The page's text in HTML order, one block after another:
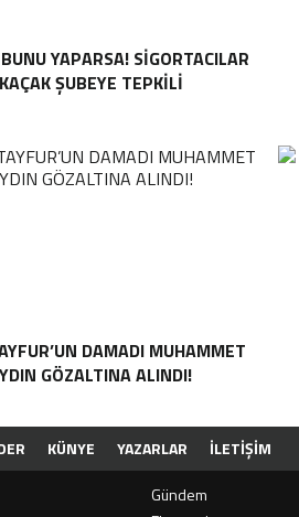
YAPARSA! SIGORTACILAR
KAÇAK ŞUBEYE TEPKILI
DAMADI MUHAMMET
GÖZALTINA ALINDI!
KÜNYE YAZARLAR
İLETIŞIM
Gündem